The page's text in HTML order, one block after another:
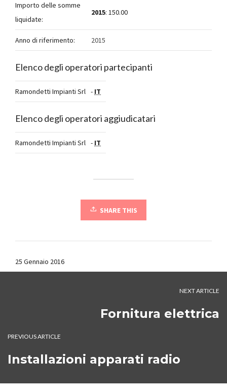
Importo delle somme
liquidate:
2015: 150.00
Anno di riferimento: 2015
Elenco degli operatori partecipanti
Ramondetti Impianti Srl - IT
Elenco degli operatori aggiudicatari
Ramondetti Impianti Srl - IT
SHARE THIS
25 Gennaio 2016
NEXT ARTICLE
Fornitura elettrica
PREVIOUS ARTICLE
Installazioni apparati radio